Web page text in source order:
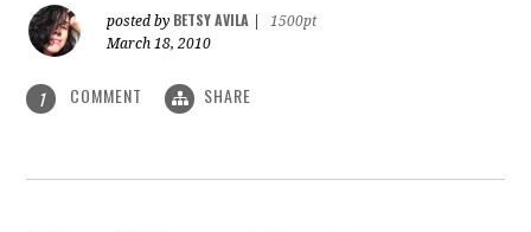
posted by BETSY AVILA
1500pt
March 18, 2010
1 COMMENT SHARE